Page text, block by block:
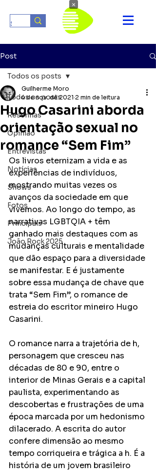
Post
Todos os posts
Resenhas
Opinião
Entrevistas
Notícias
Shows
Fotos
Principais
João Rock 2025
Todos os posts
Hugo Casarini aborda
orientação sexual no
romance “Sem Fim”
Guilherme Moro
4 de nov. de 2021 2 min de leitura
Os livros eternizam a vida e as
experiências de indivíduos,
mostrando muitas vezes os
avanços da sociedade em que
vivemos. Ao longo do tempo, as
narrativas LGBTQIA + têm
ganhado mais destaques com as
mudanças culturais e mentalidade
que dão espaço para a diversidade
se manifestar. E é justamente
sobre essa mudança de chave que
trata “Sem Fim”, o romance de
estreia do escritor mineiro Hugo
Casarini.
O romance narra a trajetória de h,
personagem que cresceu nas
décadas de 80 e 90, entre o
interior de Minas Gerais e a capital
paulista, experimentando as
descobertas e frustrações de uma
época marcada por um hedonismo
dilacerado. A escrita do autor
confere dimensão ao mesmo
tempo corriqueira e trágica a h. É a
história de um jovem brasileiro
×